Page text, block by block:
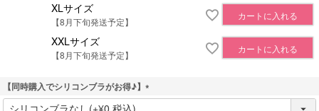
XLサイズ
【8月下旬発送予定】
カートに入れる
XXLサイズ
【8月下旬発送予定】
カートに入れる
【同時購入でシリコンブラがお得♪】
(